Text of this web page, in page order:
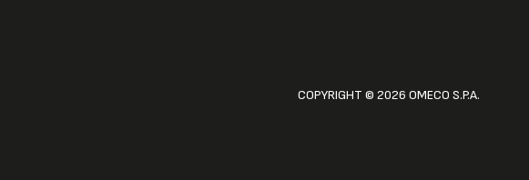
COPYRIGHT © 2026 OMECO S.P.A.